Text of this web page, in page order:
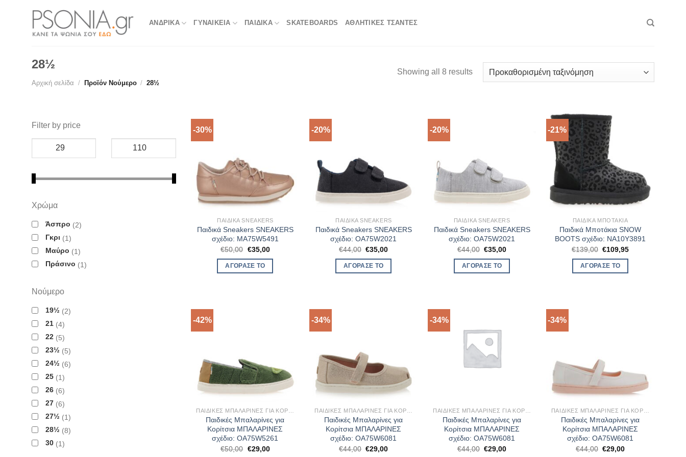
ΑΝΔΡΙΚΑ ΓΥΝΑΙΚΕΙΑ ΠΑΙΔΙΚΑ SKATEBOARDS ΑΘΛΗΤΙΚΈΣ ΤΣΆΝΤΕΣ
28½
Αρχική σελίδα / Προϊόν Νούμερο / 28½
Showing all 8 results
Filter by price
Χρώμα
Άσπρο
2
Γκρι
1
Μαύρο
1
Πράσινο
1
Νούμερο
19½
2
21 4
22
5
23½
5
24½
6
25
1
26 6
27 6
27½
1
28½
8
30
1
-30%
ΠΑΙΔΙΚΆ SNEAKERS
Παιδικά Sneakers SNEAKERS
σχέδιο: MA75W5491
€50,00 Original
was:
€50,00.
€35,00Η
ΑΓΌΡΑΣΈ ΤΟ
-20%
ΠΑΙΔΙΚΆ SNEAKERS
Παιδικά Sneakers SNEAKERS
σχέδιο: OA75W2021
€44,00 Original
was:
€44,00.
€35,00Η
ΑΓΌΡΑΣΈ ΤΟ
-20%
ΠΑΙΔΙΚΆ SNEAKERS
Παιδικά Sneakers SNEAKERS
σχέδιο: OA75W2021
€44,00 Original
was:
€44,00.
€35,00Η
ΑΓΌΡΑΣΈ ΤΟ
-21%
ΠΑΙΔΙΚΆ ΜΠΟΤΆΚΙΑ
Παιδικά Μποτάκια SNOW
BOOTS σχέδιο: NA10Y3891
€139,00 Original
was:
€139,00.
€109,95Η
ΑΓΌΡΑΣΈ ΤΟ
-42%
ΠΑΙΔΙΚΈΣ ΜΠΑΛΑΡΊΝΕΣ ΓΙΑ ΚΟΡΊΤΣΙΑ
Παιδικές Μπαλαρίνες για
Κορίτσια ΜΠΑΛΑΡΙΝΕΣ
σχέδιο: OA75W5261
€50,00 Original
€29,00Η
-34%
ΠΑΙΔΙΚΈΣ ΜΠΑΛΑΡΊΝΕΣ ΓΙΑ ΚΟΡΊΤΣΙΑ
Παιδικές Μπαλαρίνες για
Κορίτσια ΜΠΑΛΑΡΙΝΕΣ
σχέδιο: OA75W6081
€44,00 Original
€29,00Η
-34%
ΠΑΙΔΙΚΈΣ ΜΠΑΛΑΡΊΝΕΣ ΓΙΑ ΚΟΡΊΤΣΙΑ
Παιδικές Μπαλαρίνες για
Κορίτσια ΜΠΑΛΑΡΙΝΕΣ
σχέδιο: OA75W6081
€44,00 Original
€29,00Η
-34%
ΠΑΙΔΙΚΈΣ ΜΠΑΛΑΡΊΝΕΣ ΓΙΑ ΚΟΡΊΤΣΙΑ
Παιδικές Μπαλαρίνες για
Κορίτσια ΜΠΑΛΑΡΙΝΕΣ
σχέδιο: OA75W6081
€44,00 Original
€29,00Η